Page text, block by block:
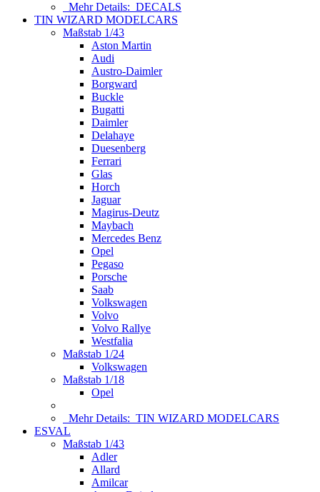
Mehr Details: DECALS
TIN WIZARD MODELCARS
Maßstab 1/43
Aston Martin
Audi
Austro-Daimler
Borgward
Buckle
Bugatti
Daimler
Delahaye
Duesenberg
Ferrari
Glas
Horch
Jaguar
Magirus-Deutz
Maybach
Mercedes Benz
Opel
Pegaso
Porsche
Saab
Volkswagen
Volvo
Volvo Rallye
Westfalia
Maßstab 1/24
Volkswagen
Maßstab 1/18
Opel
Mehr Details: TIN WIZARD MODELCARS
ESVAL
Maßstab 1/43
Adler
Allard
Amilcar